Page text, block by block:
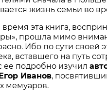
жизнь семьи во
время эта книга,
прошла мимо
Ибо по сути своей
вставшего на путь
ее подробно изучил
Иванов,
мемуаров.